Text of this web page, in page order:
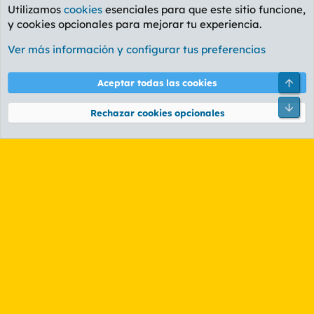
Foro General
Cookies
PL OLDSTYLE AMARILLO
Términos y reglas Política de privacidad Ayuda
Community platform by XenForo® © 2010-2026 XenForo Ltd.
Utilizamos cookies esenciales para que este sitio funcione,
y cookies opcionales para mejorar tu experiencia.
Ver más información y configurar tus preferencias
Aceptar todas las cookies
Rechazar cookies opcionales
Pie